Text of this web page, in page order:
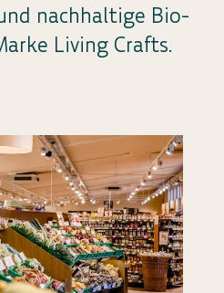
nachhaltige Bio-
Living Crafts.